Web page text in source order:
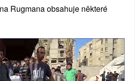
Rugmana obsahuje některé